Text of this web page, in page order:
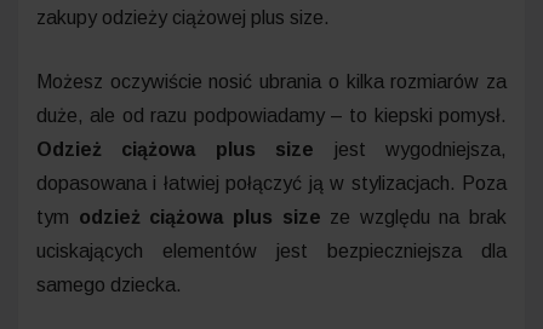
zakupy odzieży ciążowej plus size.
Możesz oczywiście nosić ubrania o kilka rozmiarów za
duże, ale od razu podpowiadamy – to kiepski pomysł.
Odzież ciążowa plus size jest wygodniejsza,
dopasowana i łatwiej połączyć ją w stylizacjach. Poza
tym odzież ciążowa plus size ze względu na brak
uciskających elementów jest bezpieczniejsza dla
samego dziecka.